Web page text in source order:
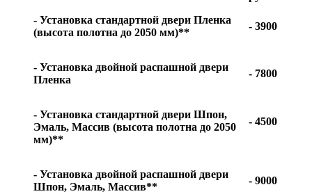
- Установка стандартной двери Пленка
(высота полотна до 2050 мм)**
- 3900
- Установка двойной распашной двери
Пленка
- 7800
- Установка стандартной двери Шпон,
Эмаль, Массив (высота полотна до 2050
мм)**
- 4500
- Установка двойной распашной двери
Шпон, Эмаль, Массив**
- 9000